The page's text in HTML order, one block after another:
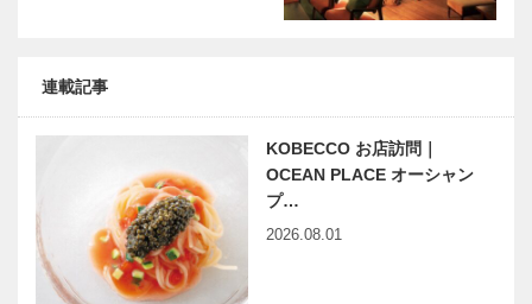
連載記事
KOBECCO お店訪問｜
OCEAN PLACE オーシャン
プ…
2026.08.01